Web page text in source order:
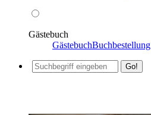
Gästebuch
GästebuchBuchbestellung